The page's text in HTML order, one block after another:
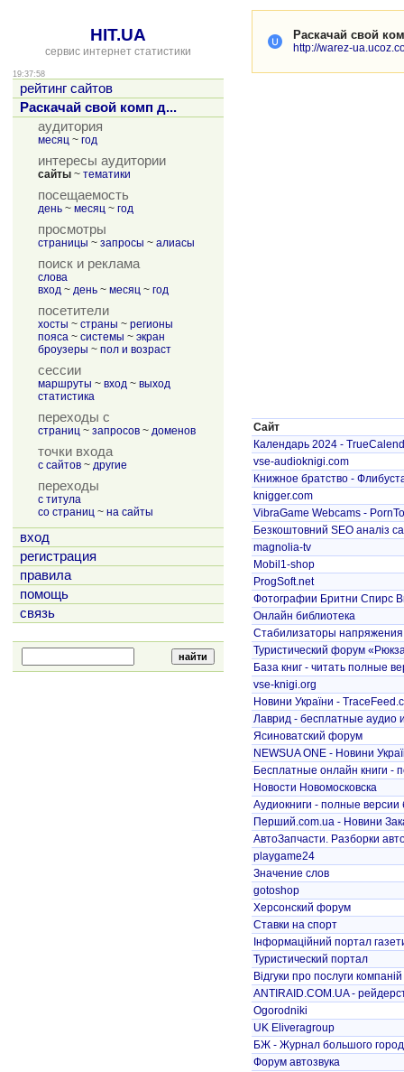
HIT.UA
сервис интернет статистики
19:37:58
рейтинг сайтов
Раскачай свой комп д...
аудитория
месяц ~ год
интересы аудитории
сайты ~ тематики
посещаемость
день ~ месяц ~ год
просмотры
страницы ~ запросы ~ алиасы
поиск и реклама
слова
вход ~ день ~ месяц ~ год
посетители
хосты ~ страны ~ регионы
пояса ~ системы ~ экран
броузеры ~ пол и возраст
сессии
маршруты ~ вход ~ выход
статистика
переходы с
страниц ~ запросов ~ доменов
точки входа
с сайтов ~ другие
переходы
с титула
со страниц ~ на сайты
вход
регистрация
правила
помощь
связь
Раскачай свой
http://warez-
Сайт
Календарь 2024 -
vse-audioknigi.com
Книжное братство -
knigger.com
VibraGame Webcams -
Безкоштовний SEO аналіз
magnolia-tv
Mobil1-shop
ProgSoft.net
Фотографии Бритни Спирс
Онлайн библиотека
Стабилизаторы напряжения
Туристический форум
База книг - читать полные
vse-knigi.org
Новини України -
Лаврид - бесплатные аудио
Ясиноватский форум
NEWSUA ONE - Новини
Бесплатные онлайн книги -
Новости Новомосковска
Аудиокниги - полные версии
Перший.сom.ua - Новини
АвтоЗапчасти. Разборки
playgame24
Значение слов
gotoshop
Херсонский форум
Ставки на спорт
Інформаційний портал
Туристический портал
Відгуки про послуги компаній
ANTIRAID.COM.UA -
Ogorodniki
UK Eliveragroup
БЖ - Журнал большого
Форум автозвука